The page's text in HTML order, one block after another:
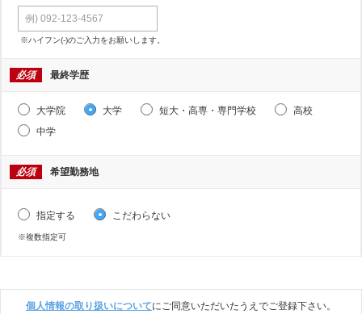
※ハイフン(-)のご入力をお願いします。
必須 最終学歴
大学院 大学 短大・高専・専門学校
高校
中学
必須 希望勤務地
指定する こだわらない
※複数指定可
個人情報の取り扱いについてにご同意いただいたうえでご登録下さい。